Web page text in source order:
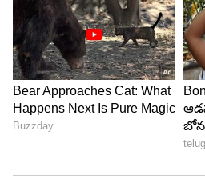
వారి ఇంట్లో ఎవరైనా ఉన్నారా
నేను కాకుండా ఇంకొక పేరు
ఉంటుంది.
5
6